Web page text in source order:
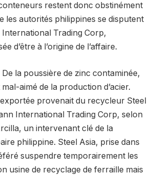
restent donc obstinément
les autorités philippines se disputent
Trading Corp,
d’être à l’origine de l’affaire.
De la poussière de zinc contaminée,
aimé de la production d’acier.
provenait du recycleur Steel
International Trading Corp, selon
un intervenant clé de la
philippine. Steel Asia, prise dans
suspendre temporairement les
usine de recyclage de ferraille mais